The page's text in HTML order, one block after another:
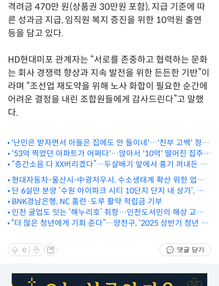
격려금 470만 원(상품권 30만원 포함), 지급 기준에 따
른 성과금 지급, 임직원 복지 증진을 위한 10억원 출연
등을 담고 있다.
HD현대미포 관계자는 “서로를 존중하고 협력하는 문화
는 회사 경쟁력 향상과 지속 발전을 위한 든든한 기반”이
라며 “조선업 재도약을 위해 노사 화합이 필요한 순간에
어려운 결정을 내린 조합원들에게 감사드린다”고 말했
다.
'난민은 받자면서 아들은 집에도 안 들이네'…'친부 고백' 정우
성 저격한 정유라
'53억 찍었던 아파트가 어쩌다'…앉아서 '10억' 떨어진 집주인
들 '비명'
“층간소음 다 XX버리겠다”…두살배기 앞에서 흉기 꺼내든 30
대
현대자동차-울산시-中광저우시, 수소생태계 확산 위한 업무
협약 체결
단 6실만 분양 ‘수원 아이파크 시티 10단지 단지 내 상가‘, 초미
관심
BNK경남은행, NC 홈런·도루 활약 적립금 기부
인천 굴업도 잇는 ‘해누리호’ 취항…인천도서민의 해상 교통권
확보
“더 많은 청년에게 기회 준다”…양천구, ‘2025 상반기 청년 행
0 댓글 닫기